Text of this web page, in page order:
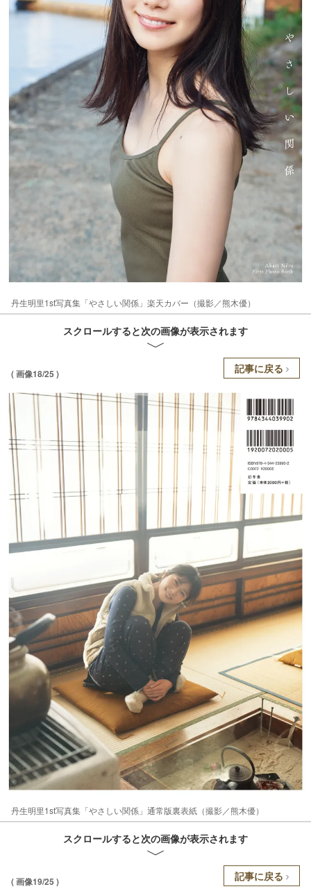
丹生明里1st写真集「やさしい関係」楽天カバー（撮影／熊木優）
スクロールすると次の画像が表示されます
( 画像18/25 ) 記事に戻る
丹生明里1st写真集「やさしい関係」通常版裏表紙（撮影／熊木優）
スクロールすると次の画像が表示されます
( 画像19/25 ) 記事に戻る